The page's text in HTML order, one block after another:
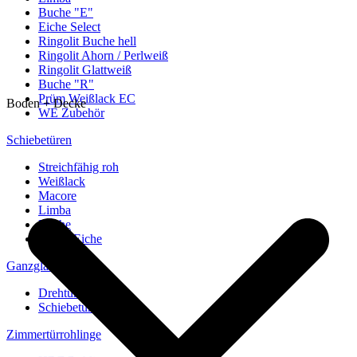
Buche "E"
Eiche Select
Ringolit Buche hell
Ringolit Ahorn / Perlweiß
Ringolit Glattweiß
Buche "R"
Prüm Weißlack EC
WE Zubehör
Schiebetüren
Streichfähig roh
Weißlack
Macore
Limba
Buche
europ. Eiche
Ganzglastüren
Drehtüren
Schiebetüren
Zimmertürrohlinge
Boden + Decke